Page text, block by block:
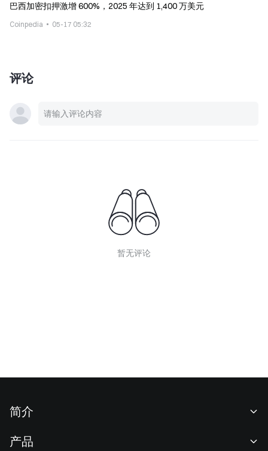
巴西加密扣押激增 600%，2025 年达到 1,400 万美元
Coinpedia 05-17 05:32
评论
暂无评论
简介
产品